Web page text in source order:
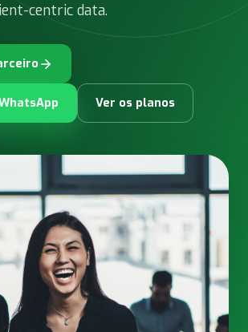
centric data.
Ver os planos